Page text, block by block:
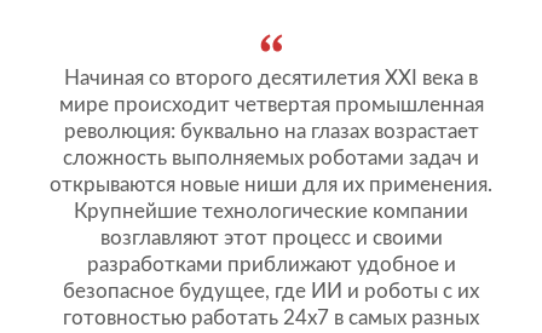
Начиная со второго десятилетия XXI века в
мире происходит четвертая промышленная
революция: буквально на глазах возрастает
сложность выполняемых роботами задач и
открываются новые ниши для их применения.
Крупнейшие технологические компании
возглавляют этот процесс и своими
разработками приближают удобное и
безопасное будущее, где ИИ и роботы с их
готовностью работать 24х7 в самых разных